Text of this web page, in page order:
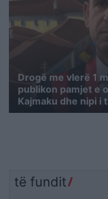
Drogë me vlerë 1
publikon pamjet e
Kajmaku dhe nipi i
të fundit